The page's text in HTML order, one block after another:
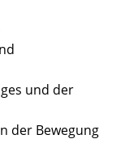
und der
der Bewegung